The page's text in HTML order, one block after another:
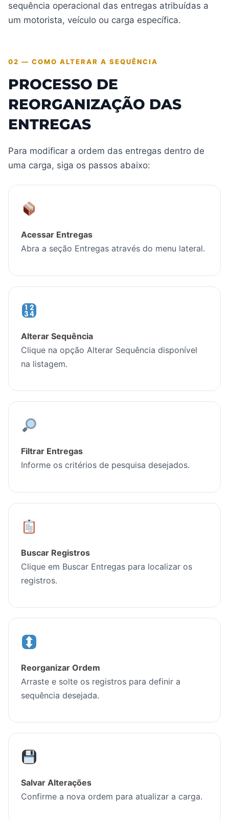
sequência operacional das entregas atribuídas a
um motorista, veículo ou carga específica.
02 — COMO ALTERAR A SEQUÊNCIA
PROCESSO DE
REORGANIZAÇÃO DAS
ENTREGAS
Para modificar a ordem das entregas dentro de
uma carga, siga os passos abaixo:
Acessar Entregas
Abra a seção Entregas através do menu lateral.
Alterar Sequência
Clique na opção Alterar Sequência disponível
na listagem.
Filtrar Entregas
Informe os critérios de pesquisa desejados.
Buscar Registros
Clique em Buscar Entregas para localizar os
registros.
Reorganizar Ordem
Arraste e solte os registros para definir a
sequência desejada.
Salvar Alterações
Confirme a nova ordem para atualizar a carga.